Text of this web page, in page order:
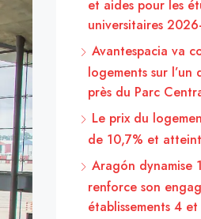
et aides pour les
universitaires
Avantespacia va
logements sur l’un
près du Parc
Le prix du
de 10,7% et
Aragón dynamise
renforce son
établissements 4